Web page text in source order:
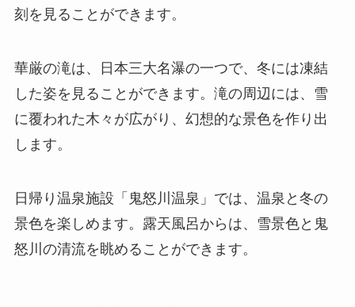
刻を見ることができます。
華厳の滝は、日本三大名瀑の一つで、冬には凍結
した姿を見ることができます。滝の周辺には、雪
に覆われた木々が広がり、幻想的な景色を作り出
します。
日帰り温泉施設「鬼怒川温泉」では、温泉と冬の
景色を楽しめます。露天風呂からは、雪景色と鬼
怒川の清流を眺めることができます。